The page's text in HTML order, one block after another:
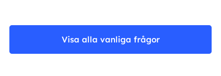
Visa alla vanliga frågor